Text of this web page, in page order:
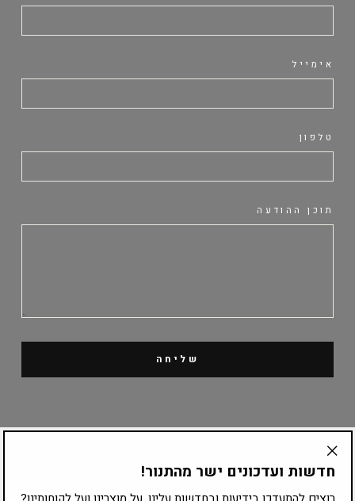
אימייל
טלפון
תוכן ההודעה
שליחה
קטלוג מוצרים
ציוד לפי עיסוק
חדשות ועדכונים ישר מהתנור!
"Translation